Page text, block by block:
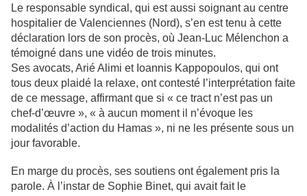
Le responsable syndical, qui est aussi soignant au centre
hospitalier de Valenciennes (Nord), s’en est tenu à cette
déclaration lors de son procès, où Jean-Luc Mélenchon a
témoigné dans une vidéo de trois minutes.
Ses avocats, Arié Alimi et Ioannis Kappopoulos, qui ont
tous deux plaidé la relaxe, ont contesté l’interprétation faite
de ce message, affirmant que si « ce tract n’est pas un
chef-d’œuvre », « à aucun moment il n’évoque les
modalités d’action du Hamas », ni ne les présente sous un
jour favorable.
En marge du procès, ses soutiens ont également pris la
parole. À l’instar de Sophie Binet, qui avait fait le